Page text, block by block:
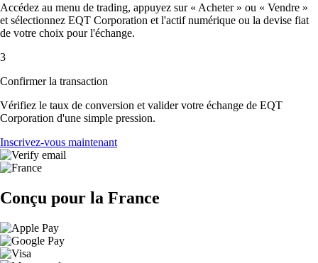
Accédez au menu de trading, appuyez sur « Acheter » ou « Vendre »
et sélectionnez EQT Corporation et l'actif numérique ou la devise fiat
de votre choix pour l'échange.
3
Confirmer la transaction
Vérifiez le taux de conversion et valider votre échange de EQT
Corporation d'une simple pression.
Inscrivez-vous maintenant
Conçu pour la France